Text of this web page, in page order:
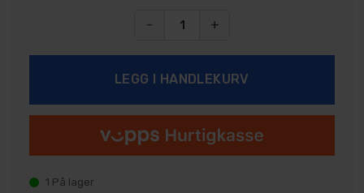
- +
1 På lager